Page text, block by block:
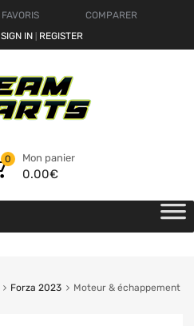
FAVORIS
COMPARER
SIGN IN REGISTER
Mon panier
0.00€
0
Forza 2023 Moteur & échappement